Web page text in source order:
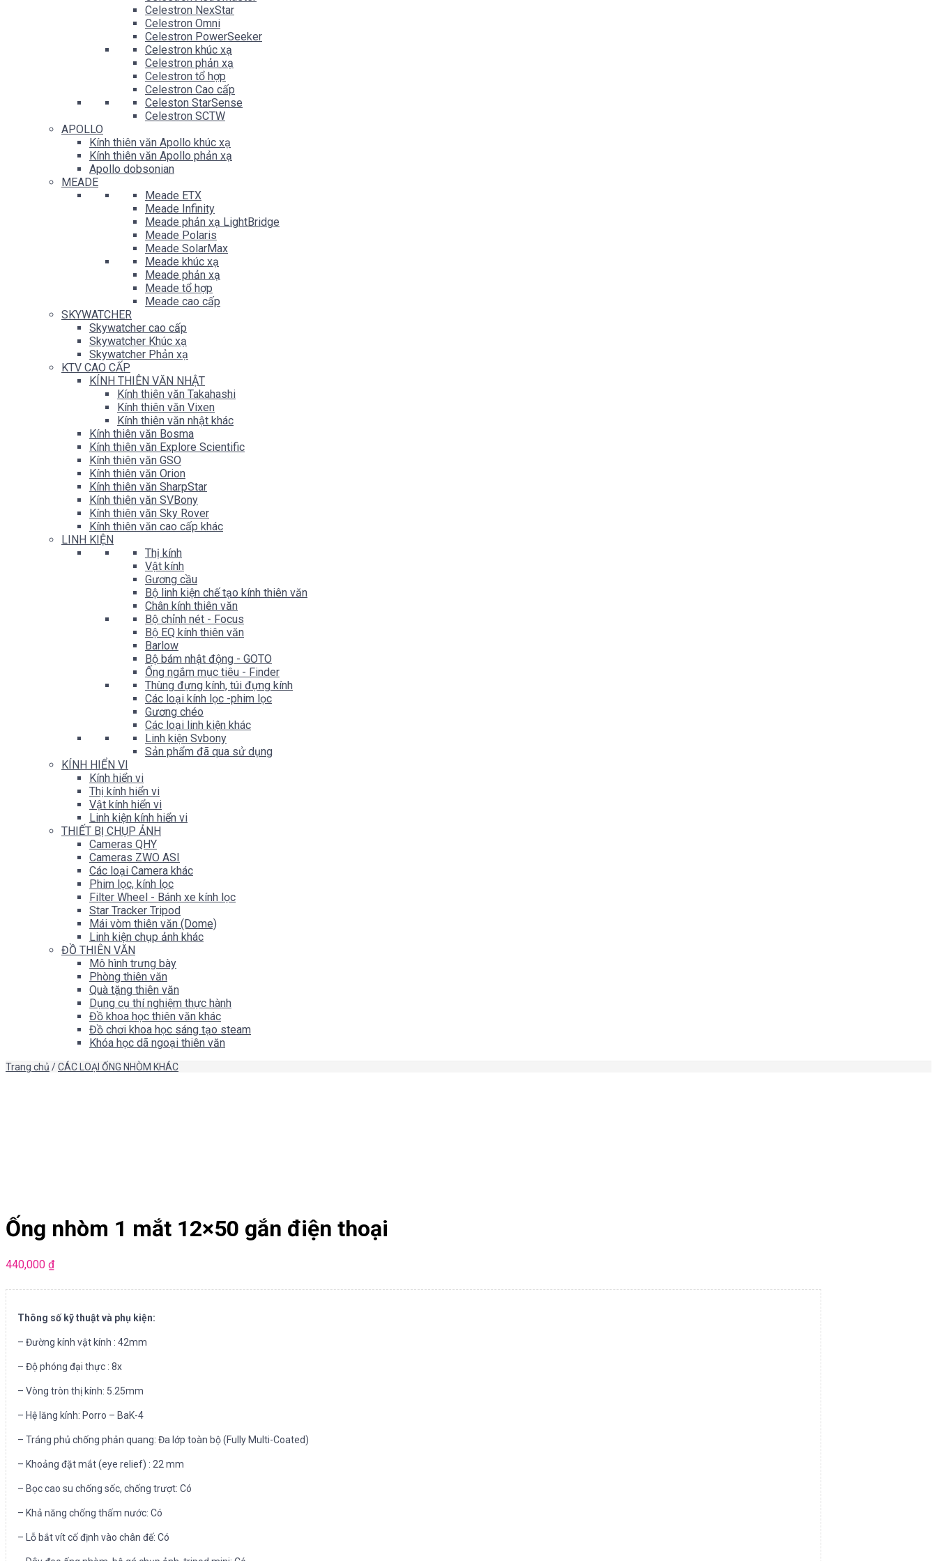
Celestron NexStar
Celestron Omni
Celestron PowerSeeker
Celestron khúc xạ
Celestron phản xạ
Celestron tổ hợp
Celestron Cao cấp
Celeston StarSense
Celestron SCTW
APOLLO
Kính thiên văn Apollo khúc xạ
Kính thiên văn Apollo phản xạ
Apollo dobsonian
MEADE
Meade ETX
Meade Infinity
Meade phản xạ LightBridge
Meade Polaris
Meade SolarMax
Meade khúc xạ
Meade phản xạ
Meade tổ hợp
Meade cao cấp
SKYWATCHER
Skywatcher cao cấp
Skywatcher Khúc xạ
Skywatcher Phản xạ
KTV CAO CẤP
KÍNH THIÊN VĂN NHẬT
Kính thiên văn Takahashi
Kính thiên văn Vixen
Kính thiên văn nhật khác
Kính thiên văn Bosma
Kính thiên văn Explore Scientific
Kính thiên văn GSO
Kính thiên văn Orion
Kính thiên văn SharpStar
Kính thiên văn SVBony
Kính thiên văn Sky Rover
Kính thiên văn cao cấp khác
LINH KIỆN
Thị kính
Vật kính
Gương cầu
Bộ linh kiện chế tạo kính thiên văn
Chân kính thiên văn
Bộ chỉnh nét - Focus
Bộ EQ kính thiên văn
Barlow
Bộ bám nhật động - GOTO
Ống ngắm mục tiêu - Finder
Thùng đựng kính, túi đựng kính
Các loại kính lọc -phim lọc
Gương chéo
Các loại linh kiện khác
Linh kiện Svbony
Sản phẩm đã qua sử dụng
KÍNH HIỂN VI
Kính hiển vi
Thị kính hiển vi
Vật kính hiển vi
Linh kiện kính hiển vi
THIẾT BỊ CHỤP ẢNH
Cameras QHY
Cameras ZWO ASI
Các loại Camera khác
Phim lọc, kính lọc
Filter Wheel - Bánh xe kính lọc
Star Tracker Tripod
Mái vòm thiên văn (Dome)
Linh kiện chụp ảnh khác
ĐỒ THIÊN VĂN
Mô hình trưng bày
Phòng thiên văn
Quà tặng thiên văn
Dụng cụ thí nghiệm thực hành
Đồ khoa học thiên văn khác
Đồ chơi khoa học sáng tạo steam
Khóa học dã ngoại thiên văn
Trang chủ /CÁC LOẠI ỐNG NHÒM KHÁC
Ống nhòm 1 mắt 12×50 gắn điện thoại
440,000 ₫
Thông số kỹ thuật và phụ kiện:
– Đường kính vật kính : 42mm
– Độ phóng đại thực : 8x
– Vòng tròn thị kính: 5.25mm
– Hệ lăng kính: Porro – BaK-4
– Tráng phủ chống phản quang: Đa lớp toàn bộ (Fully Multi-Coated)
– Khoảng đặt mắt (eye relief) : 22 mm
– Bọc cao su chống sốc, chống trượt: Có
– Khả năng chống thấm nước: Có
– Lỗ bắt vít cố định vào chân đế: Có